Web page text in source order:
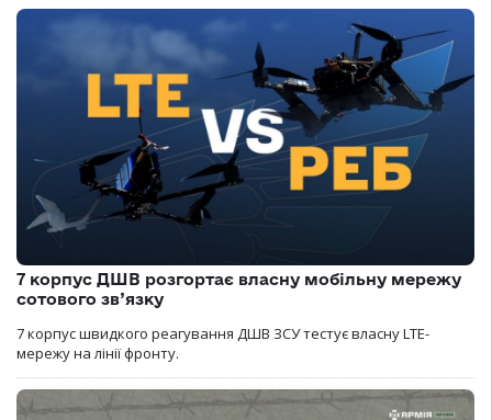
7 корпус ДШВ розгортає власну мобільну мережу
сотового зв’язку
7 корпус швидкого реагування ДШВ ЗСУ тестує власну LTE-
мережу на лінії фронту.